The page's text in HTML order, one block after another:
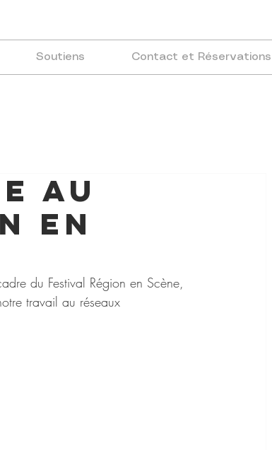
Soutiens Contact et Réservations
au
en
du Festival Région en Scène,
travail au réseaux